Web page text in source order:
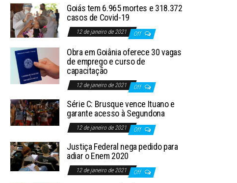
Goiás tem 6.965 mortes e 318.372
casos de Covid-19
12 de janeiro de 2021 Off
Obra em Goiânia oferece 30 vagas
de emprego e curso de
capacitação
12 de janeiro de 2021 Off
Série C: Brusque vence Ituano e
garante acesso à Segundona
12 de janeiro de 2021 Off
Justiça Federal nega pedido para
adiar o Enem 2020
12 de janeiro de 2021 Off